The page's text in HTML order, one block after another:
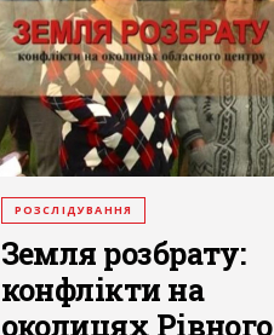
РОЗСЛІДУВАННЯ
Земля розбрату:
конфлікти на
околицях Рівного